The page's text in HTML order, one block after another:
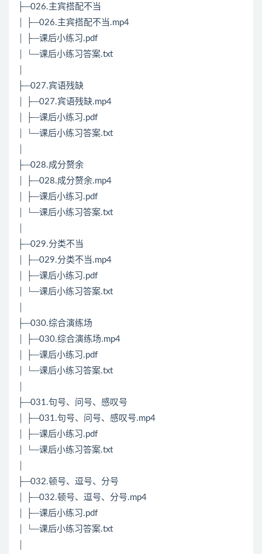
├─026.主宾搭配不当
│ ├─026.主宾搭配不当.mp4
│ ├─课后小练习.pdf
│ └─课后小练习答案.txt
├─027.宾语残缺
│ ├─027.宾语残缺.mp4
│ ├─课后小练习.pdf
│ └─课后小练习答案.txt
├─028.成分赘余
│ ├─028.成分赘余.mp4
│ ├─课后小练习.pdf
│ └─课后小练习答案.txt
├─029.分类不当
│ ├─029.分类不当.mp4
│ ├─课后小练习.pdf
│ └─课后小练习答案.txt
├─030.综合演练场
│ ├─030.综合演练场.mp4
│ ├─课后小练习.pdf
│ └─课后小练习答案.txt
├─031.句号、问号、感叹号
│ ├─031.句号、问号、感叹号.mp4
│ ├─课后小练习.pdf
│ └─课后小练习答案.txt
├─032.顿号、逗号、分号
│ ├─032.顿号、逗号、分号.mp4
│ ├─课后小练习.pdf
│ └─课后小练习答案.txt